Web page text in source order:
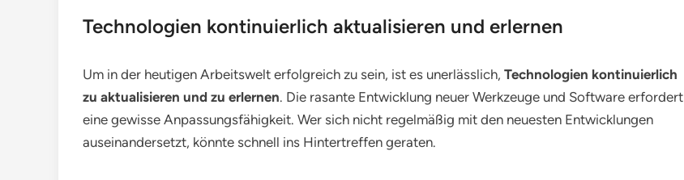
Technologien kontinuierlich aktualisieren und erlernen
Um in der heutigen Arbeitswelt erfolgreich zu sein, ist es unerlässlich, Technologien kontinuierlich
zu aktualisieren und zu erlernen. Die rasante Entwicklung neuer Werkzeuge und Software erfordert
eine gewisse Anpassungsfähigkeit. Wer sich nicht regelmäßig mit den neuesten Entwicklungen
auseinandersetzt, könnte schnell ins Hintertreffen geraten.